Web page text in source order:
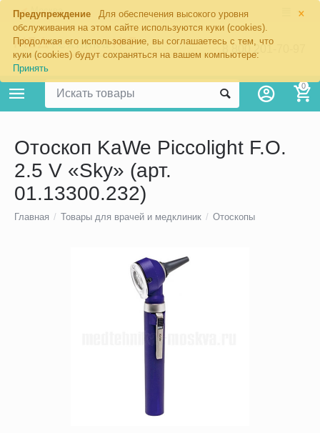
×
Предупреждение
Для обеспечения высокого уровня
обслуживания на этом сайте используются куки (cookies).
Продолжая его использование, вы соглашаетесь с тем, что
куки (cookies) будут сохраняться на вашем компьютере:
Принять
Москва
8 800 201-70-97
0
Отоскоп KaWe Piccolight F.O.
2.5 V «Sky» (арт.
01.13300.232)
Главная / Товары для врачей и медклиник / Отоскопы